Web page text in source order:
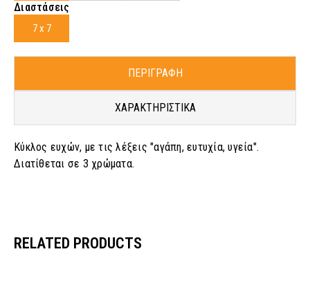
Διαστάσεις
7 x 7
ΠΕΡΙΓΡΑΦΗ
ΧΑΡΑΚΤΗΡΙΣΤΙΚΑ
Κύκλος ευχών, με τις λέξεις "αγάπη, ευτυχία, υγεία".
Διατίθεται σε 3 χρώματα.
RELATED PRODUCTS